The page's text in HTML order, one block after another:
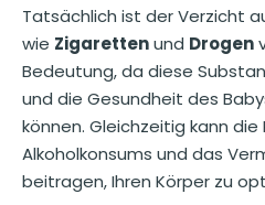
Tatsächlich ist der Verzicht
wie Zigarettenund Drogen
Bedeutung, da diese
und die Gesundheit des
können. Gleichzeitig kann die
Alkoholkonsums und das
beitragen, Ihren Körper zu